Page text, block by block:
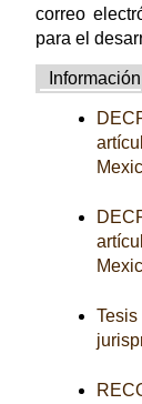
correo
para el
Información